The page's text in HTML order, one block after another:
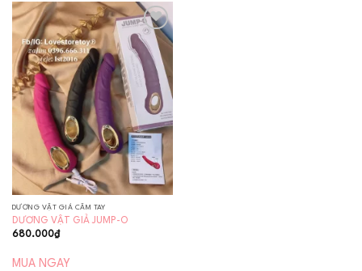
Add to
wishlist
DƯƠNG VẬT GIẢ CẦM TAY
DƯƠNG VẬT GIẢ JUMP-O
680.000₫
MUA NGAY